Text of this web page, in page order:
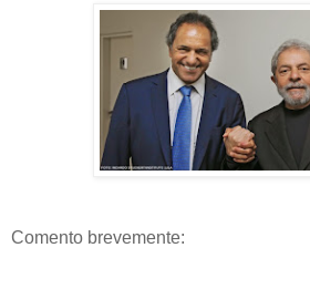
Comento brevemente: